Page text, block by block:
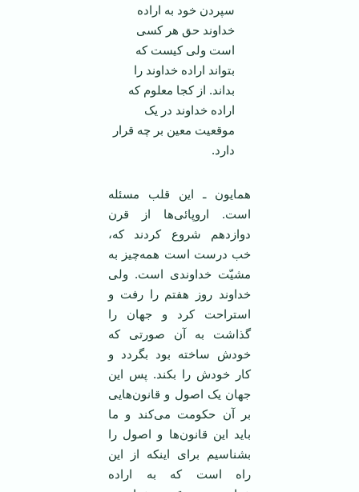
سپردن خود به اراده
خداوند حق هر کسی
است ولی کیست که
بتواند اراده خداوند را
بداند. از کجا معلوم که
اراده خداوند در یک
موقعیت معین بر چه قرار
دارد.
همایون ـ این قلب مسئله
است. اروپائی‌ها از قرن
دوازدهم شروع کردند که،
خب درست است همه‌چیز به
مشیّت خداوندی است. ولی
خداوند روز هفتم را رفت و
استراحت کرد و جهان را
گذاشت به آن صورتی که
خودش ساخته بود بگردد و
کار خودش را بکند. پس این
جهان یک اصول و قانون‌هایی
بر آن حکومت می‌کند و ما
باید این قانون‌ها و اصول را
بشناسیم برای اینکه از این
راه است که به اراده